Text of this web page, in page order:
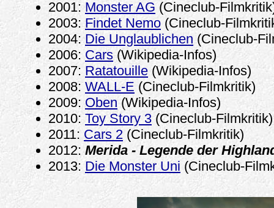
2001: Monster AG (Cineclub-
2003: Findet Nemo (Cineclub-
2004:Die Unglaublichen (Cineclub-
2006: Cars(Wikipedia-Infos)
2007: Ratatouille (Wikipedia-Infos)
2008: WALL-E (Cineclub-Filmkritik)
2009: Oben (Wikipedia-Infos)
2010: Toy Story 3 (Cineclub-Filmkritik)
2011: Cars 2 (Cineclub-Filmkritik)
2012:Merida - Legende der
2013: Die Monster Uni (Cineclub-